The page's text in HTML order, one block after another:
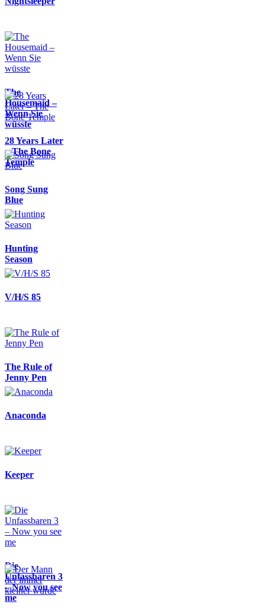
The
Housemaid –
Wenn Sie
wüsste
28 Years Later
– The Bone
Temple
Song Sung
Blue
Hunting
Season
V/H/S 85
The Rule of
Jenny Pen
Anaconda
Keeper
Die
Unfassbaren 3
– Now you see
me